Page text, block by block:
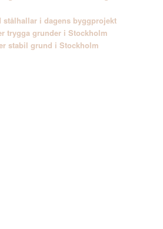
i dagens byggprojekt
trygga grunder i Stockholm
stabil grund i Stockholm